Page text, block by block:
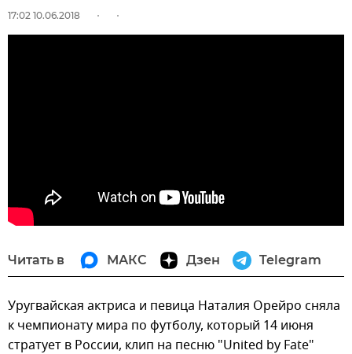
17:02 10.06.2018
Читать в МАКС Дзен Telegram
Уругвайская актриса и певица Наталия Орейро сняла
к чемпионату мира по футболу, который 14 июня
стратует в России, клип на песню "United by Fate"